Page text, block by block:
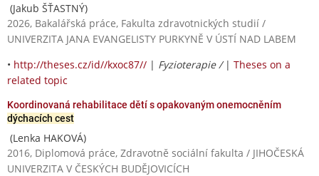
(Jakub ŠŤASTNÝ)
2026, Bakalářská práce, Fakulta zdravotnických studií /
UNIVERZITA JANA EVANGELISTY PURKYNĚ V ÚSTÍ NAD LABEM
• http://theses.cz/id//kxoc87// | Fyzioterapie / | Theses on a
related topic
Koordinovaná rehabilitace dětí s opakovaným onemocněním
dýchacích cest
(Lenka HAKOVÁ)
2016, Diplomová práce, Zdravotně sociální fakulta / JIHOČESKÁ
UNIVERZITA V ČESKÝCH BUDĚJOVICÍCH